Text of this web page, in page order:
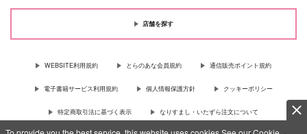
店舗を探す
WEBSITE利用規約 とらのあな会員規約 通信販売ポイント規約
電子書籍サービス利用規約 個人情報保護方針 クッキーポリシー
特定商取引法に基づく表示 なりすまし・いたずら注文について